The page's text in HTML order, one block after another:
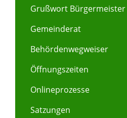
Grußwort Bürgermeister
Gemeinderat
Behördenwegweiser
Öffnungszeiten
Onlineprozesse
Satzungen